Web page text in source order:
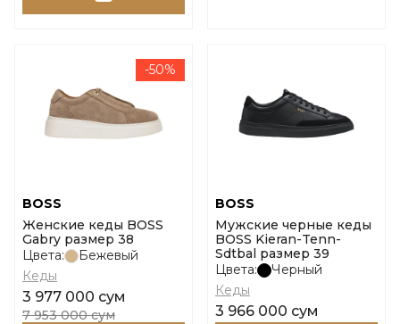
-50%
BOSS
Женские кеды BOSS
Gabry размер 38
Цвета:
Бежевый
Кеды
3 977 000 сум
7 953 000 сум
BOSS
Мужские черные кеды
BOSS Kieran-Tenn-
Sdtbal размер 39
Цвета:
Черный
Кеды
3 966 000 сум